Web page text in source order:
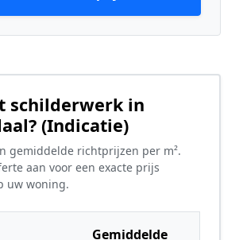
schilderwerk in
(Indicatie)
gemiddelde richtprijzen per m².
aan voor een exacte prijs
uw woning.
Gemiddelde